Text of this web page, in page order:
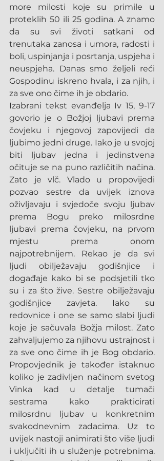
more milosti koje su primile u
proteklih 50 ili 25 godina. A znamo
da su svi životi satkani od
trenutaka zanosa i umora, radosti i
boli, uspinjanja i posrtanja, uspjeha i
neuspjeha. Danas smo željeli reći
Gospodinu iskreno hvala, i za njih, i
za sve ono čime ih je obdario.
Izabrani tekst evanđelja Iv 15, 9-17
govorio je o Božjoj ljubavi prema
čovjeku i njegovoj zapovijedi da
ljubimo jedni druge. Iako je u svojoj
biti ljubav jedna i jedinstvena
očituje se na puno različitih načina.
Zato je vlč. Vlado u propovijedi
pozvao sestre da uvijek iznova
oživljavaju i svjedoče svoju ljubav
prema Bogu preko milosrdne
ljubavi prema čovjeku, na prvom
mjestu prema onom
najpotrebnijem. Rekao je da svi
ljudi obilježavaju godišnjice i
događaje kako bi se podsjetili tko
su i za što žive. Sestre obilježavaju
godišnjice zavjeta. Iako su
redovnice i one se samo slabi ljudi
koje je sačuvala Božja milost. Zato
zahvaljujemo za njihovu ustrajnost i
za sve ono čime ih je Bog obdario.
Propovjednik je također istaknuo
koliko je zadivljen načinom svetog
Vinka kad u detalje tumači
sestrama kako prakticirati
milosrdnu ljubav u konkretnim
svakodnevnim zadacima. Uz to
uvijek nastoji animirati što više ljudi
i uključiti ih u služenje potrebnima.